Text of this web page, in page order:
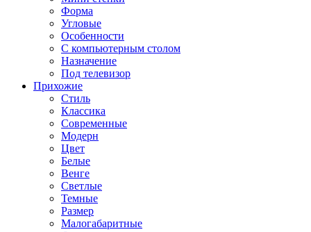
Форма
Угловые
Особенности
С компьютерным столом
Назначение
Под телевизор
Прихожие
Стиль
Классика
Современные
Модерн
Цвет
Белые
Венге
Светлые
Темные
Размер
Малогабаритные